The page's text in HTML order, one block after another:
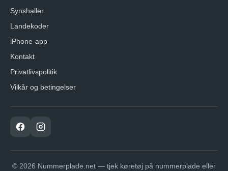
Synshaller
Landekoder
iPhone-app
Kontakt
Privatlivspolitik
Vilkår og betingelser
© 2026 Nummerplade.net — tjek køretøj på nummerplade eller